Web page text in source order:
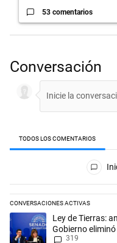
53 comentarios
Conversación
TODOS LOS COMENTARIOS
Todos los
CONVERSACIONES ACTIVAS
Este listado muestra los
Un artículo de tendencia
Ley de Tierras:
Gobierno
319